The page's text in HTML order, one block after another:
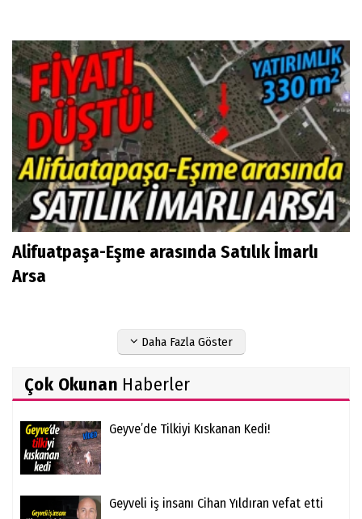
Alifuatpaşa-Eşme arasında Satılık İmarlı
Arsa
Daha Fazla Göster
Çok Okunan Haberler
Geyve’de Tilkiyi Kıskanan Kedi!
Geyveli iş insanı Cihan Yıldıran vefat etti